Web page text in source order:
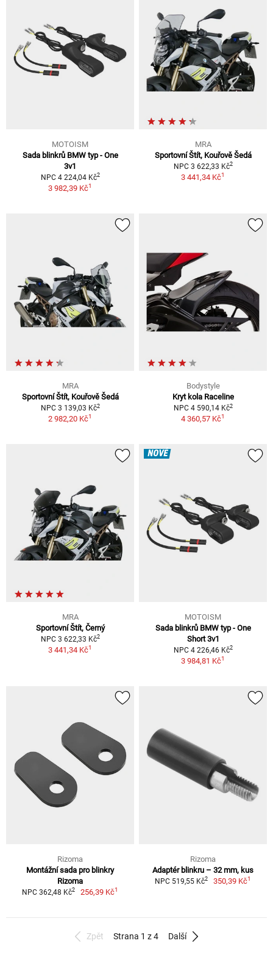
MOTOISM
Sada blinkrů BMW typ - One
3v1
NPC 4 224,04 Kč2
3 982,39 Kč1
MRA
Sportovní Štít, Kouřově Šedá
NPC 3 622,33 Kč2
3 441,34 Kč1
MRA
Sportovní Štít, Kouřově Šedá
NPC 3 139,03 Kč2
2 982,20 Kč1
Bodystyle
Kryt kola Raceline
NPC 4 590,14 Kč2
4 360,57 Kč1
MRA
Sportovní Štít, Černý
NPC 3 622,33 Kč2
3 441,34 Kč1
NOVÉ
MOTOISM
Sada blinkrů BMW typ - One
Short 3v1
NPC 4 226,46 Kč2
3 984,81 Kč1
Rizoma
Montážní sada pro blinkry
Rizoma
NPC 362,48 Kč2 256,39 Kč1
Rizoma
Adaptér blinkru – 32 mm, kus
NPC 519,55 Kč2 350,39 Kč1
Zpět Strana 1 z 4 Další